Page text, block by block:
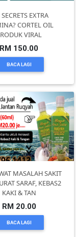
EXTRA
CORTEL OIL
VIRAL
RM 150.00
BACA LAGI
MASALAH SAKIT
SARAF, KEBAS2
KAKI & TAN
RM 20.00
BACA LAGI